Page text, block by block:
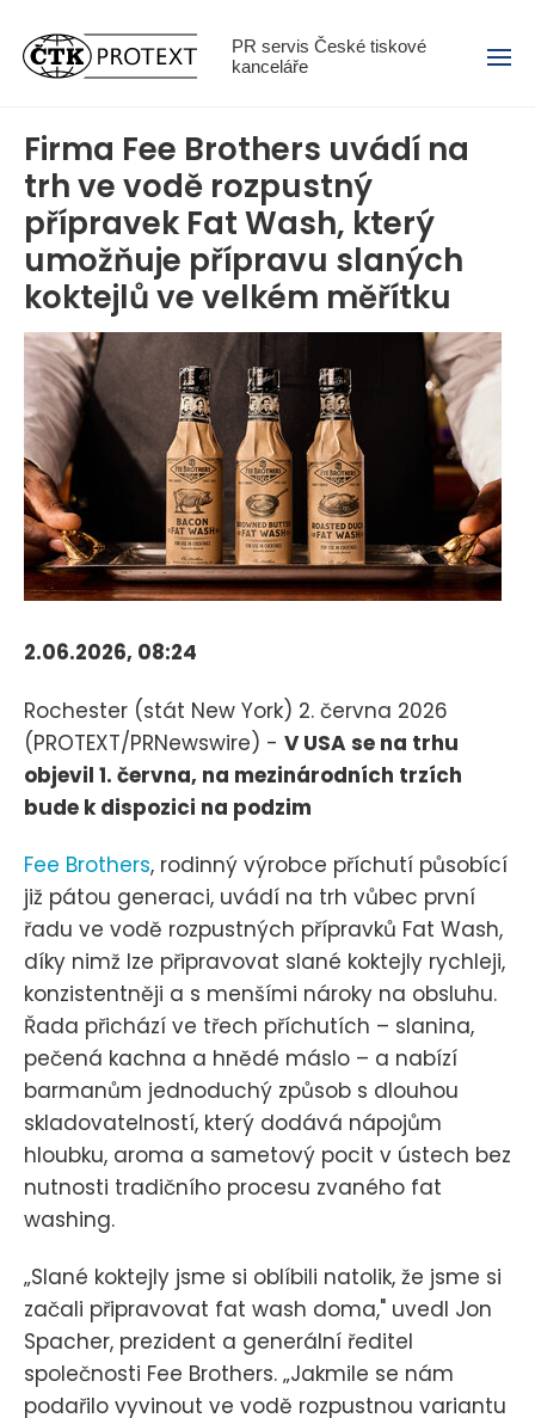
PR servis České tiskové
kanceláře
Menu
Firma Fee Brothers uvádí na
trh ve vodě rozpustný
přípravek Fat Wash, který
umožňuje přípravu slaných
koktejlů ve velkém měřítku
2.06.2026, 08:24
Rochester (stát New York) 2. června 2026
(PROTEXT/PRNewswire) - V USA se na trhu
objevil 1. června, na mezinárodních trzích
bude k dispozici na podzim
Fee Brothers, rodinný výrobce příchutí působící
již pátou generaci, uvádí na trh vůbec první
řadu ve vodě rozpustných přípravků Fat Wash,
díky nimž lze připravovat slané koktejly rychleji,
konzistentněji a s menšími nároky na obsluhu.
Řada přichází ve třech příchutích – slanina,
pečená kachna a hnědé máslo – a nabízí
barmanům jednoduchý způsob s dlouhou
skladovatelností, který dodává nápojům
hloubku, aroma a sametový pocit v ústech bez
nutnosti tradičního procesu zvaného fat
washing.
„Slané koktejly jsme si oblíbili natolik, že jsme si
začali připravovat fat wash doma," uvedl Jon
Spacher, prezident a generální ředitel
společnosti Fee Brothers. „Jakmile se nám
podařilo vyvinout ve vodě rozpustnou variantu